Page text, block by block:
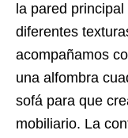
la pared
diferentes
acompañamos
una alfombra
sofá para que
mobiliario. La